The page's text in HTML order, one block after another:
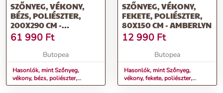
SZŐNYEG, VÉKONY,
BÉZS, POLIÉSZTER,
200X290 CM -
AMBERLYN
61 990 Ft
Butopea
Hasonlók, mint Szőnyeg,
vékony, bézs, poliészter,
200x290 cm - AMBERLYN
SZŐNYEG, VÉKONY,
FEKETE, POLIÉSZTER,
80X150 CM - AMBERLYN
12 990 Ft
Butopea
Hasonlók, mint Szőnyeg,
vékony, fekete, poliészter,
80x150 cm - AMBERLYN